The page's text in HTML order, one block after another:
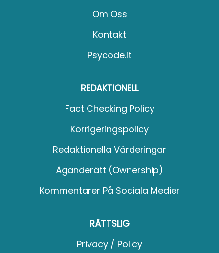
Om Oss
Kontakt
Psycode.it
REDAKTIONELL
Fact Checking Policy
Korrigeringspolicy
Redaktionella Värderingar
Äganderätt (Ownership)
Kommentarer På Sociala Medier
RÄTTSLIG
Privacy / Policy